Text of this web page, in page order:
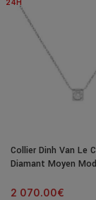
24H
Collier Dinh Van Le
Diamant Moyen
2 070.00€